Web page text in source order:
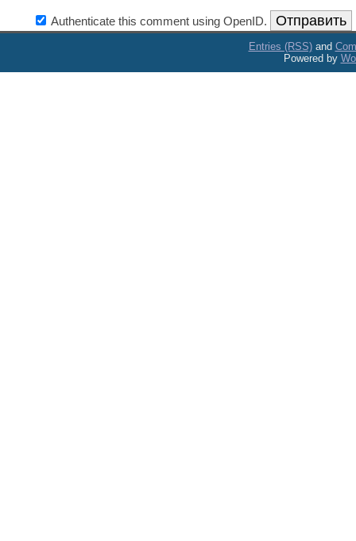
Authenticate this comment using OpenID.
Entries (RSS)and
Powered by